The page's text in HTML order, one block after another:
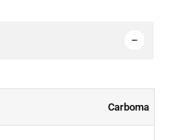
Carboma